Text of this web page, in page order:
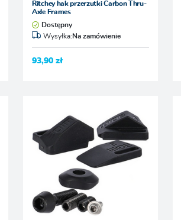
Ritchey hak przerzutki Carbon Thru-
Axle Frames
Dostępny
Wysyłka:Na zamówienie
93,90 zł